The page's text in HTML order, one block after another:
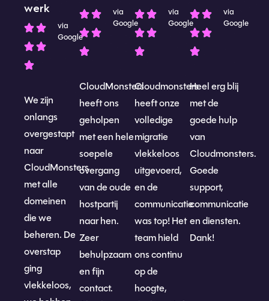
werk
via
Google
We zijn
onlangs
overgestapt
naar
CloudMonsters
met alle
domeinen
die we
beheren. De
overstap
ging
vlekkeloos,
via
Google
CloudMonsters
heeft ons
geholpen
met een hele
soepele
overgang
van de oude
hostpartij
naar hen.
Zeer
behulpzaam
en fijn
contact.
via
Google
Cloudmonsters
heeft onze
volledige
migratie
vlekkeloos
uitgevoerd,
en de
communicatie
was top! Het
team hield
ons continu
op de
hoogte,
via
Google
Heel erg blij
met de
goede hulp
van
Cloudmonsters.
Goede
support,
communicatie
en diensten.
Dank!